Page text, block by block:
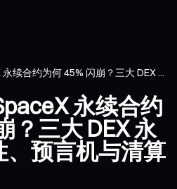
续合约为何 45% 闪崩？三大 DEX ...
永续合约
？三大 DEX 永
、预言机与清算